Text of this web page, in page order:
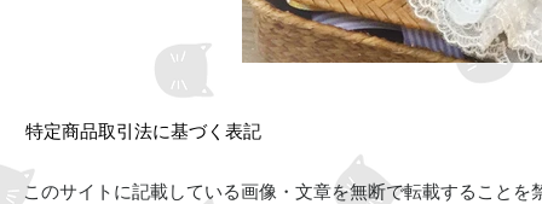
特定商品取引法に基づく表記
このサイトに記載している画像・文章を無断で転載することを